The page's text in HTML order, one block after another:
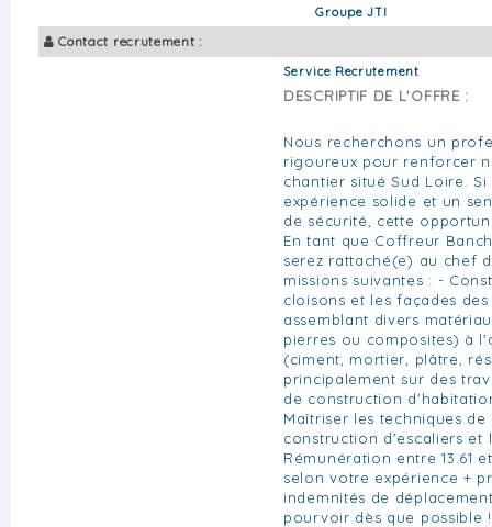
Groupe JTI
Contact recrutement :
Service Recrutement
DESCRIPTIF DE L'OFFRE :
Nous recherchons un
rigoureux pour renforcer
chantier situé Sud Loire.
expérience solide et un
de sécurité, cette
En tant que Coffreur
serez rattaché(e) au chef
missions suivantes : -
cloisons et les façades
assemblant divers
pierres ou composites) à
(ciment, mortier, plâtre,
principalement sur des
de construction
Maîtriser les techniques
construction d'escaliers et
Rémunération entre 13.61
selon votre expérience +
indemnités de
pourvoir dès que possible !